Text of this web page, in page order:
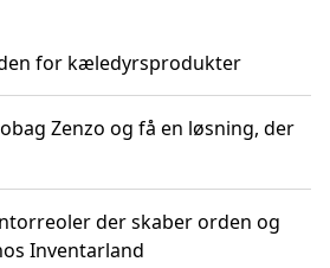
for kæledyrsprodukter
Zenzo og få en løsning, der
der skaber orden og
Inventarland